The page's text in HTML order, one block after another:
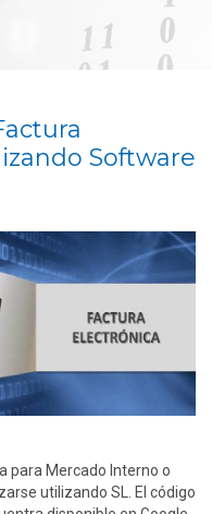
Software
para Mercado Interno o
utilizando SL. El código